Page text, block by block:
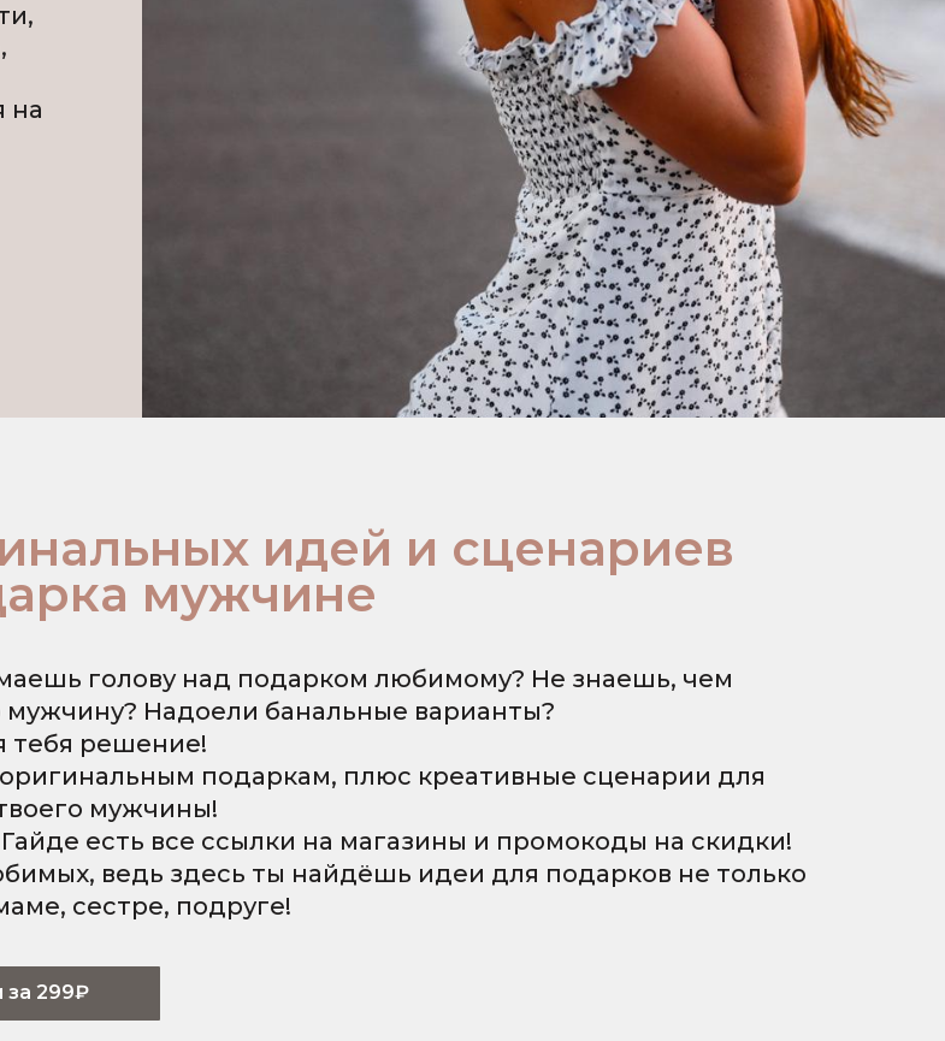
на
идей и сценариев
мужчине
голову над подарком любимому? Не знаешь, чем
мужчину? Надоели банальные варианты?
тебя решение!
подаркам, плюс креативные сценарии для
мужчины!
есть все ссылки на магазины и промокоды на скидки!
ведь здесь ты найдёшь идеи для подарков не только
сестре, подруге!
за 299₽